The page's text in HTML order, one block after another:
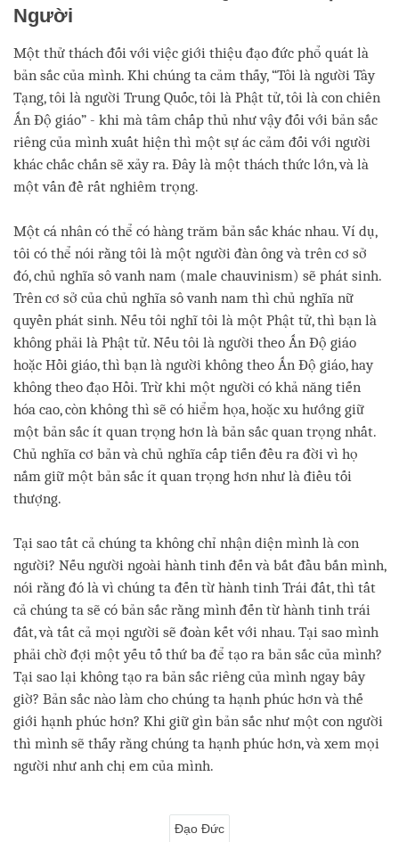
Người
Một thử thách đối với việc giới thiệu đạo đức phổ quát là
bản sắc của mình. Khi chúng ta cảm thấy, “Tôi là người Tây
Tạng, tôi là người Trung Quốc, tôi là Phật tử, tôi là con chiên
Ấn Độ giáo” - khi mà tâm chấp thủ như vậy đối với bản sắc
riêng của mình xuất hiện thì một sự ác cảm đối với người
khác chắc chắn sẽ xảy ra. Đây là một thách thức lớn, và là
một vấn đề rất nghiêm trọng.
Một cá nhân có thể có hàng trăm bản sắc khác nhau. Ví dụ,
tôi có thể nói rằng tôi là một người đàn ông và trên cơ sở
đó, chủ nghĩa sô vanh nam (male chauvinism) sẽ phát sinh.
Trên cơ sở của chủ nghĩa sô vanh nam thì chủ nghĩa nữ
quyền phát sinh. Nếu tôi nghĩ tôi là một Phật tử, thì bạn là
không phải là Phật tử. Nếu tôi là người theo Ấn Độ giáo
hoặc Hồi giáo, thì bạn là người không theo Ấn Độ giáo, hay
không theo đạo Hồi. Trừ khi một người có khả năng tiến
hóa cao, còn không thì sẽ có hiểm họa, hoặc xu hướng giữ
một bản sắc ít quan trọng hơn là bản sắc quan trọng nhất.
Chủ nghĩa cơ bản và chủ nghĩa cấp tiến đều ra đời vì họ
nắm giữ một bản sắc ít quan trọng hơn như là điều tối
thượng.
Tại sao tất cả chúng ta không chỉ nhận diện mình là con
người? Nếu người ngoài hành tinh đến và bắt đầu bắn mình,
nói rằng đó là vì chúng ta đến từ hành tinh Trái đất, thì tất
cả chúng ta sẽ có bản sắc rằng mình đến từ hành tinh trái
đất, và tất cả mọi người sẽ đoàn kết với nhau. Tại sao mình
phải chờ đợi một yếu tố thứ ba để tạo ra bản sắc của mình?
Tại sao lại không tạo ra bản sắc riêng của mình ngay bây
giờ? Bản sắc nào làm cho chúng ta hạnh phúc hơn và thế
giới hạnh phúc hơn? Khi giữ gìn bản sắc như một con người
thì mình sẽ thấy rằng chúng ta hạnh phúc hơn, và xem mọi
người như anh chị em của mình.
Đạo Đức